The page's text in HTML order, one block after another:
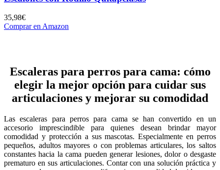
35,98€
Comprar en Amazon
Escaleras para perros para cama: cómo
elegir la mejor opción para cuidar sus
articulaciones y mejorar su comodidad
Las escaleras para perros para cama se han convertido en un
accesorio imprescindible para quienes desean brindar mayor
comodidad y protección a sus mascotas. Especialmente en perros
pequeños, adultos mayores o con problemas articulares, los saltos
constantes hacia la cama pueden generar lesiones, dolor o desgaste
prematuro en sus articulaciones. Contar con una solución práctica y